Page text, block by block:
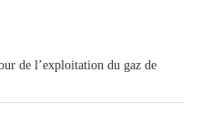
de l’exploitation du gaz de